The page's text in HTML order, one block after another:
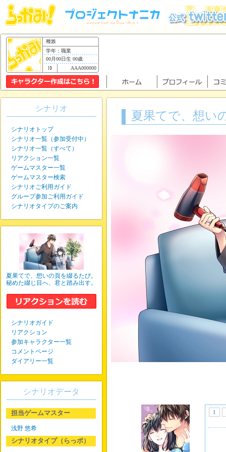
種族
学年：職業
00月00日生 00歳
AAA000000
夏果てで、想い
1
シナリオ
シナリオトップ
シナリオ一覧（参加受付中）
シナリオ一覧（すべて）
リアクション一覧
ゲームマスター一覧
ゲームマスター検索
シナリオご利用ガイド
グループ参加ご利用ガイド
シナリオタイプのご案内
夏果てで、想いの頁を綴るたび。
秘めた綴じ目へ、君と踏み出す。
シナリオガイド
リアクション
参加キャラクター一覧
コメントページ
ダイアリー一覧
シナリオデータ
担当ゲームマスター
浅野 悠希
シナリオタイプ（らっポ）